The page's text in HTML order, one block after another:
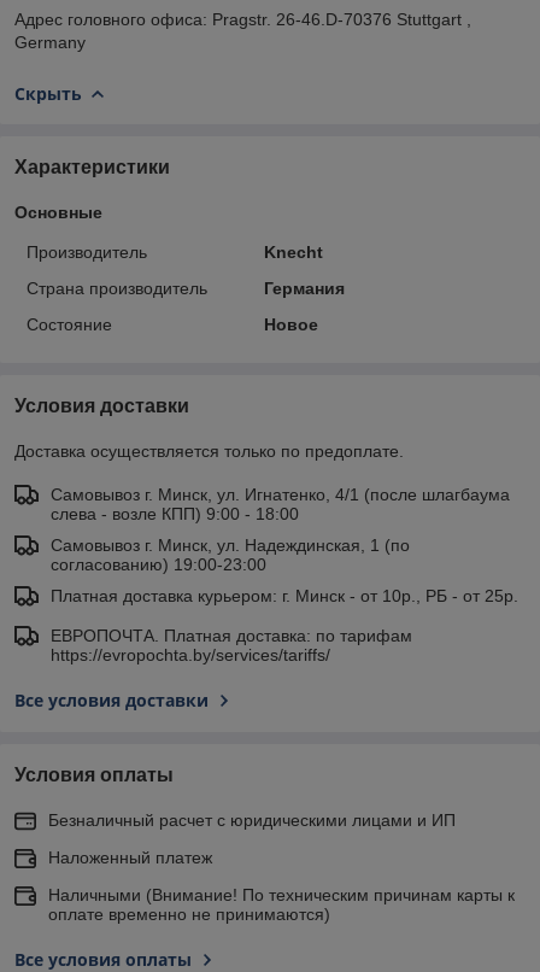
Адрес головного офиса: Pragstr. 26-46.D-70376 Stuttgart ,
Germany
Скрыть
Характеристики
Основные
Производитель
Knecht
Страна производитель
Германия
Состояние
Новое
Условия доставки
Доставка осуществляется только по предоплате.
Самовывоз г. Минск, ул. Игнатенко, 4/1 (после шлагбаума
слева - возле КПП) 9:00 - 18:00
Самовывоз г. Минск, ул. Надеждинская, 1 (по
согласованию) 19:00-23:00
Платная доставка курьером: г. Минск - от 10р., РБ - от 25р.
ЕВРОПОЧТА. Платная доставка: по тарифам
https://evropochta.by/services/tariffs/
Все условия доставки
Условия оплаты
Безналичный расчет с юридическими лицами и ИП
Наложенный платеж
Наличными (Внимание! По техническим причинам карты к
оплате временно не принимаются)
Все условия оплаты